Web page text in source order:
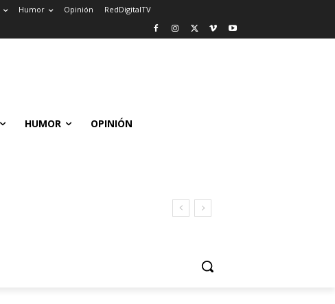
Humor Opinión RedDigitalTV
HUMOR OPINIÓN